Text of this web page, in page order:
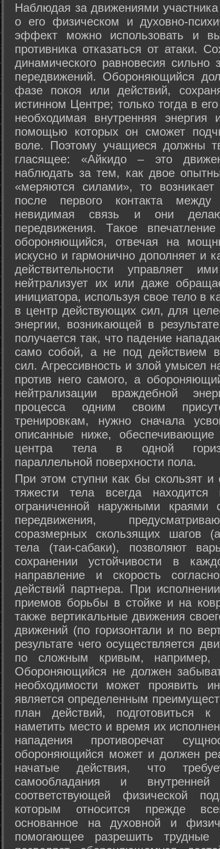
Hаблюдая за движениями
о его физическом и духовно-
эффект можно использовать и
противника отказаться от атаки.
динамического равновесия сильно
передвижений. Обороняющийся
фазе покоя или действий,
истинном Центре; только тогда в
необходимая внутренняя
помощью которых он сможет
воле. Поэтому учащиеся должны
гласящее: «Айкидо – это
наблюдать за тем, как двое
«меряются силами», то возникает
после первого контакта
невидимая связь и они
передвижения. Такое
обороняющийся, отвечая на
искусно и гармонично дополняет и
действительности управляет
нейтрализует их или даже
инициатора, используя свое тело в
в центр действующих сил, для
энергии, возникающей в
получается так, что падение
само собой, а не под действием
сил. Агрессивность и злой умысел
против него самого, а
нейтрализации враждебной
процесса одним своим
тренировкам, нужно сначала
описанные ниже, обеспечивающие
центра тела в одной
параллельной поверхности пола.
При этом ступни как бы скользят
тяжести тела всегда
ограниченной наружными краями
передвижения,
соразмерных скользящих шагов
тела (таи-сабаки), позволяют
сохранении устойчивости в
направление и скорость
действий партнера. При
приемов борьбы в стойке и на
также вертикальные движения
движений (по горизонтали и по
результате чего осуществляется
по сложным кривым, например,
Обороняющийся не должен
необходимости может проявить
является определенным
план действий, подготовиться
наметить место и время их
нападения противоречат
обороняющийся может и должен
начатые действия, что
самообладания и
соответствующей физической
которым относится прежде
основанное на духовной и
помогающее разрешить